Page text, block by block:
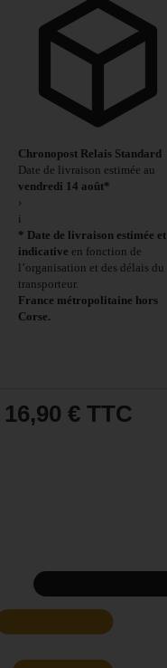
Chronopost Relais Standard
Date de livraison estimée au
vendredi 14 août*
›
i
* Date de livraison estimée et
indicative en fonction de
l’organisation et des délais du
transporteur.
France métropolitaine hors
Corse.
16,90 € TTC